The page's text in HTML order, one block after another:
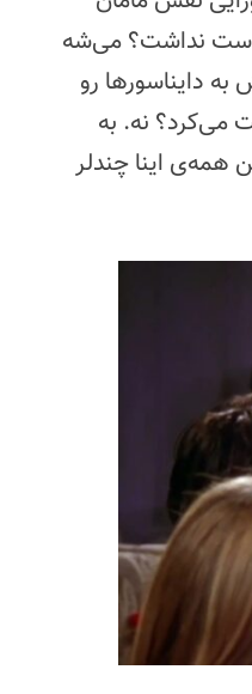
نداشت؟ می‌شه
دایناسورها رو
می‌کرد؟ نه. به
همه‌ی اینا چندلر